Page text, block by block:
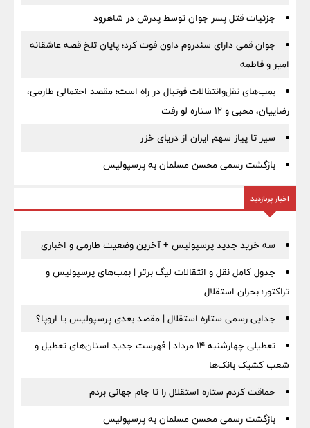
جزئیات قتل پسر جوان توسط پدرش در شاهرود
جوان قمی دارای سندروم داون فوت کرد؛ پایان تلخ قصه عاشقانه
امیر و فاطمه
بمب‌های نقل‌وانتقالات فوتبال در راه است؛ مقصد احتمالی طارمی،
رضاییان، محبی و ۱۲ ستاره لو رفت
سیر تا پیاز سهم ایران از دریای خزر
بازگشت رسمی محسن مسلمان به پرسپولیس
اخبار پربازدید
سه خرید جدید پرسپولیس + آخرین وضعیت طارمی و اخباری
جدول کامل نقل و انتقالات لیگ برتر | بمب‌های پرسپولیس و
تراکتور؛ بحران استقلال
جدایی رسمی ستاره استقلال | مقصد بعدی پرسپولیس یا اروپا؟
تعطیلی چهارشنبه ۱۴ مرداد | فهرست جدید استان‌های تعطیل و
شعب کشیک بانک‌ها
حماقت کردم ستاره استقلال را تا جام جهانی بردم
بازگشت رسمی محسن مسلمان به پرسپولیس